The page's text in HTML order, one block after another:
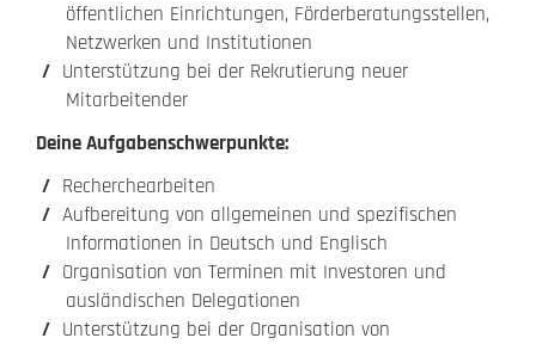
öffentlichen Einrichtungen, Förderberatungsstellen,
Netzwerken und Institutionen
Unterstützung bei der Rekrutierung neuer
Mitarbeitender
Deine Aufgabenschwerpunkte:
Recherchearbeiten
Aufbereitung von allgemeinen und spezifischen
Informationen in Deutsch und Englisch
Organisation von Terminen mit Investoren und
ausländischen Delegationen
Unterstützung bei der Organisation von